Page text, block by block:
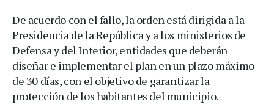
De acuerdo con el fallo, la orden está dirigida a la
Presidencia de la República y a los ministerios de
Defensa y del Interior, entidades que deberán
diseñar e implementar el plan en un plazo máximo
de 30 días, con el objetivo de garantizar la
protección de los habitantes del municipio.